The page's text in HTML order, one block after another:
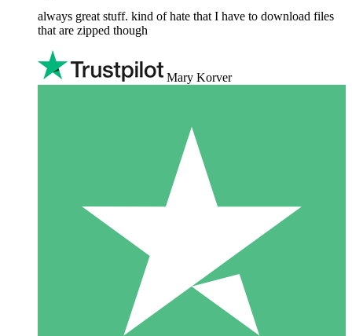
always great stuff. kind of hate that I have to download files
that are zipped though
Mary Korver